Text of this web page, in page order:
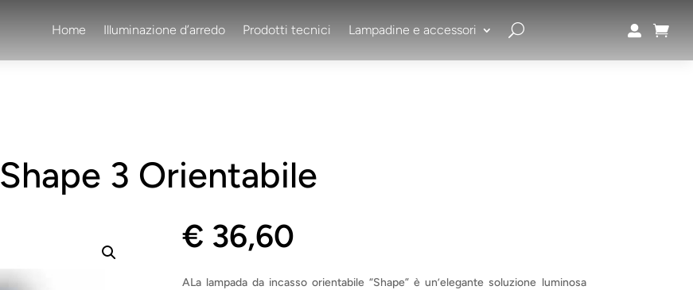
Home Illuminazione d’arredo Prodotti tecnici Lampadine e accessori  
Shape 3 Orientabile
€ 36,60
ALa lampada da incasso orientabile “Shape” è un’elegante soluzione luminosa